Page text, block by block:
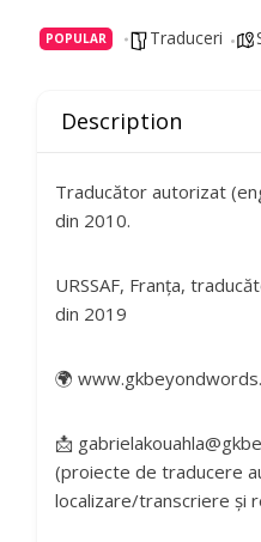
POPULAR Traduceri
Description
Traducător autorizat
din 2010.
URSSAF, Franța,
din 2019
🌍
📩
(proiecte de traducere
localizare/transcriere și